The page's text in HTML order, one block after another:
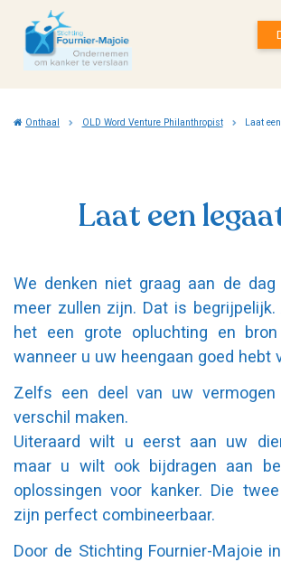
Onthaal OLD Word Venture Philanthropist Laat
Laat een
We denken niet graag aan de
meer zullen zijn. Dat is begrijpelijk.
het een grote opluchting en
wanneer u uw heengaan goed hebt
Zelfs een deel van uw
verschil maken.
Uiteraard wilt u eerst aan uw
maar u wilt ook bijdragen aan
oplossingen voor kanker. Die
zijn perfect combineerbaar.
Door de Stichting Fournier-Majoie